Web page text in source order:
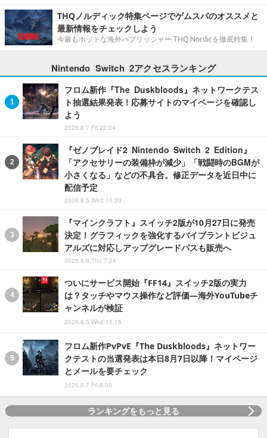
THQノルディック特集ページでゲムスパのオススメと
最新情報をチェックしよう
今最もホットな海外パブリッシャー THQ Nordicを徹底特集！
Nintendo Switch 2アクセスランキング
フロム新作『The Duskbloods』ネットワークテス
ト抽選結果発表！応募サイトのマイページを確認し
よう
2026.8.7 Fri 22:04
『ゼノブレイド2 Nintendo Switch 2 Edition』
「アクセサリーの装備枠が減少」「戦闘時のBGMが
小さくなる」などの不具合。修正データを近日中に
配信予定
2026.8.5 Wed 15:20
『マインクラフト』スイッチ2版が10月27日に発売
決定！グラフィックを強化するバイブラントビジュ
アルズに対応しアップグレードパスも販売へ
2026.8.6 Thu 7:24
ついにサービス開始『FF14』スイッチ2版の実力
は？タッチやマウス操作など評価―海外YouTubeチ
ャンネルが検証
2026.8.5 Wed 15:15
フロム新作PvPvE『The Duskbloods』ネットワー
クテストの当選発表は本日8月7日以降！マイページ
とメールを要チェック
2026.8.7 Fri 8:00
ランキングをもっと見る